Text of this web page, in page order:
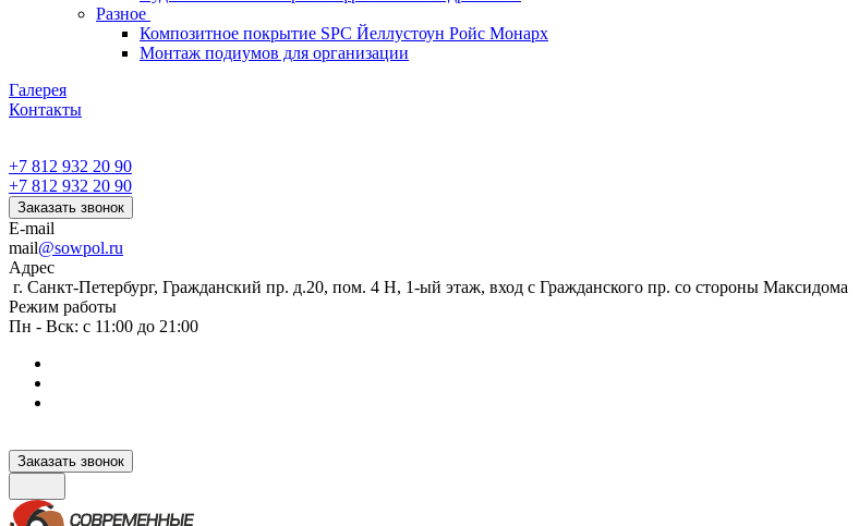
Разное
Композитное покрытие SPC Йеллустоун Ройс Монарх
Монтаж подиумов для организации
Галерея
Контакты
+7 812 932 20 90
+7 812 932 20 90
Заказать звонок
E-mail
mail@sowpol.ru
Адрес
г. Санкт-Петербург, Гражданский пр. д.20, пом. 4 Н, 1-ый этаж, вход с Гражданского пр. со стороны Максидома
Режим работы
Пн - Вск: с 11:00 до 21:00
Заказать звонок